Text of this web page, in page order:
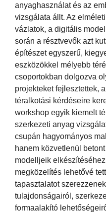
anyaghasználat és az
vizsgálata állt. Az
vázlatok, a digitális
során a résztvevők azt
építészet egyszerű,
eszközökkel mélyebb
csoportokban dolgozva
projekteket fejlesztettek,
téralkotási kérdéseire
workshop egyik kiemelt
szerkezeti anyag
csupán hagyományos
hanem közvetlenül
modelljeik
megközelítés lehetővé
tapasztalatot
tulajdonságairól,
formaalakító